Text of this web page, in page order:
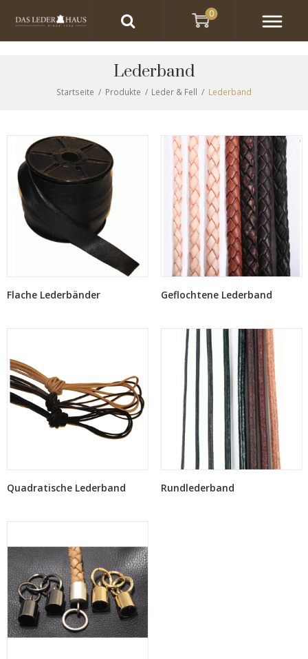
Lederband
Startseite / Produkte / Leder & Fell / Lederband
Flache Lederbänder Geflochtene Lederband
Quadratische Lederband Rundlederband
0